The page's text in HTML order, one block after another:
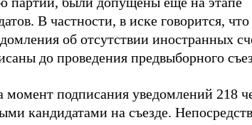
В частности, в иске говорится,
об отсутствии иностранных
до проведения предвыборного
момент подписания уведомлений 218
кандидатами на съезде.